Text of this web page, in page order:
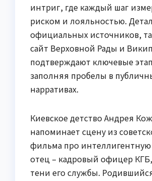
интриг, где каждый шаг
риском и лояльностью.
официальных источников,
сайт Верховной Рады и
подтверждают ключевые
заполняя пробелы в
нарративах.
Киевское детство Андрея
напоминает сцену из
фильма про
отец – кадровый офицер
тени его службы.